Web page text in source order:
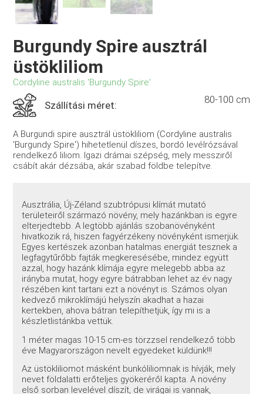
Burgundy Spire ausztrál
üstökliliom
Cordyline australis 'Burgundy Spire'
Szállítási méret: 80-100 cm
A Burgundi spire ausztrál üstökliliom (Cordyline australis
'Burgundy Spire') hihetetlenül díszes, bordó levélrózsával
rendelkező liliom. Igazi drámai szépség, mely messziről
csábít akár dézsába, akár szabad földbe telepítve.
Ausztrália, Új-Zéland szubtrópusi klímát mutató
területeiről származó növény, mely hazánkban is egyre
elterjedtebb. A legtöbb ajánlás szobanövényként
hivatkozik rá, hiszen fagyérzékeny növényként ismerjük.
Egyes kertészek azonban hatalmas energiát tesznek a
legfagytűrőbb fajták megkeresésébe, mindez együtt
azzal, hogy hazánk klímája egyre melegebb abba az
irányba mutat, hogy egyre bátrabban lehet az év nagy
részében kint tartani ezt a növényt is. Számos olyan
kedvező mikroklímájú helyszín akadhat a hazai
kertekben, ahova bátran telepíthetjük, így mi is a
készletlistánkba vettük.
1 méter magas 10-15 cm-es törzzsel rendelkező több
éve Magyarországon nevelt egyedeket küldünk!!!
Az üstökliliomot másként bunkóliliomnak is hívják, mely
nevet földalatti erőteljes gyökeréről kapta. A növény
első sorban levelével díszít, de virágai is vannak,